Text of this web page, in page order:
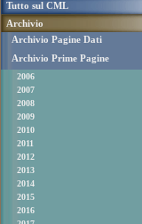
Tutto sul CML
Archivio
Archivio Pagine Dati
Archivio Prime Pagine
2006
2007
2008
2009
2010
2011
2012
2013
2014
2015
2016